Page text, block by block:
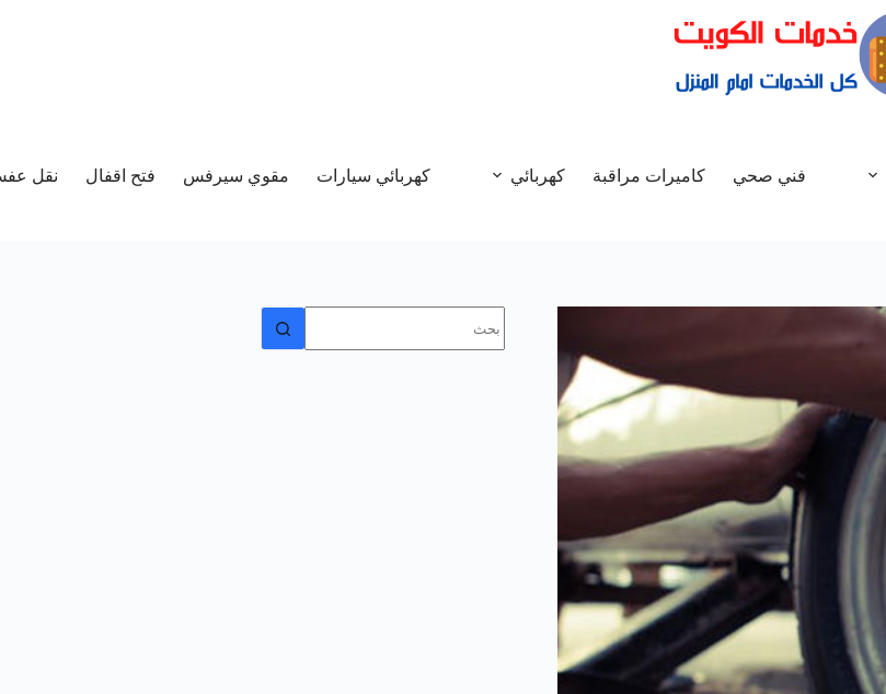
فني صحي كاميرات مراقبة كهربائي كهربائي سيارات مقوي سيرفس فتح اقفال نقل